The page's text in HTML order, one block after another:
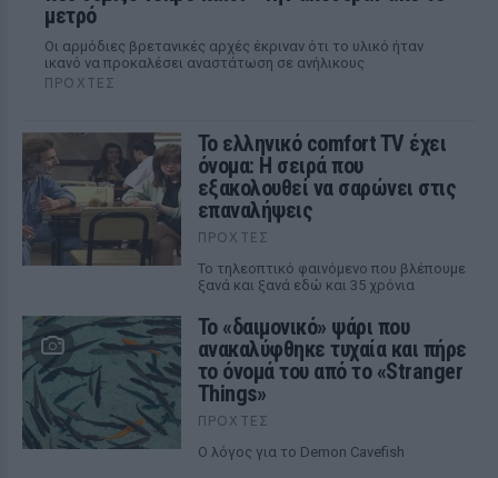
μετρό
Οι αρμόδιες βρετανικές αρχές έκριναν ότι το υλικό ήταν
ικανό να προκαλέσει αναστάτωση σε ανήλικους
ΠΡΟΧΤΈΣ
Το ελληνικό comfort TV έχει
όνομα: Η σειρά που
εξακολουθεί να σαρώνει στις
επαναλήψεις
ΠΡΟΧΤΈΣ
Το τηλεοπτικό φαινόμενο που βλέπουμε
ξανά και ξανά εδώ και 35 χρόνια
Το «δαιμονικό» ψάρι που
ανακαλύφθηκε τυχαία και πήρε
το όνομά του από το «Stranger
Things»
ΠΡΟΧΤΈΣ
Ο λόγος για το Demon Cavefish